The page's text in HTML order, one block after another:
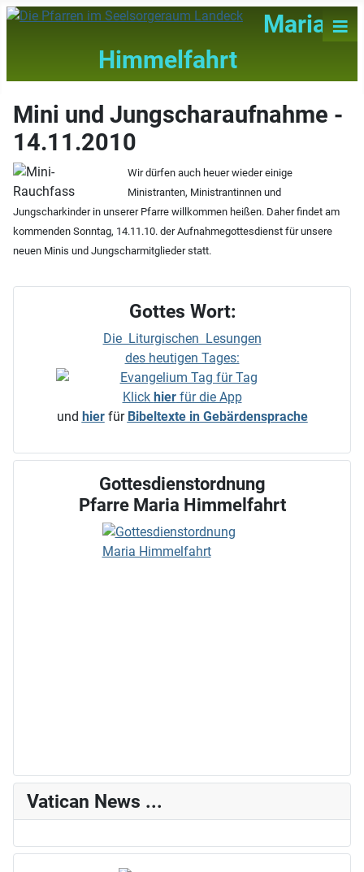
Maria
Himmelfahrt
≡
Mini und Jungscharaufnahme -
14.11.2010
Wir dürfen auch heuer wieder einige
Ministranten, Ministrantinnen und
Jungscharkinder in unserer Pfarre willkommen heißen. Daher findet am
kommenden Sonntag, 14.11.10. der Aufnahmegottesdienst für unsere
neuen Minis und Jungscharmitglieder statt.
Gottes Wort:
Die Liturgischen Lesungen
des heutigen Tages:
Klick hierfür die App
und hier für Bibeltexte in Gebärdensprache
Gottesdienstordnung
Pfarre Maria Himmelfahrt
Vatican News ...